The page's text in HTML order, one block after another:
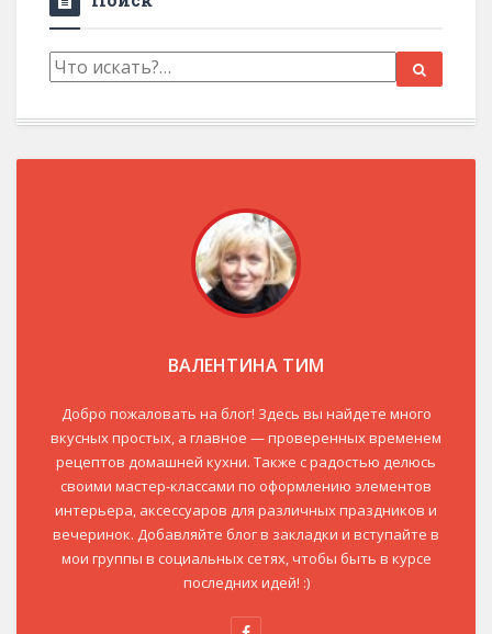
ВАЛЕНТИНА ТИМ
Добро пожаловать на блог! Здесь вы найдете много
вкусных простых, а главное — проверенных временем
рецептов домашней кухни. Также с радостью делюсь
своими мастер-классами по оформлению элементов
интерьера, аксессуаров для различных праздников и
вечеринок. Добавляйте блог в закладки и вступайте в
мои группы в социальных сетях, чтобы быть в курсе
последних идей! :)